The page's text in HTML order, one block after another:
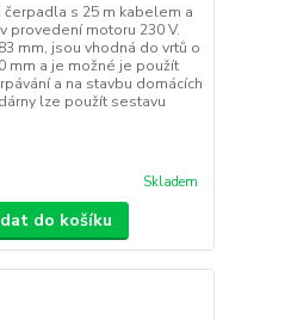
s 25 m kabelem a
provedení motoru 230 V.
mm, jsou vhodná do vrtů o
mm a je možné je použít
a na stavbu domácích
lze použít sestavu
Skladem
do košíku